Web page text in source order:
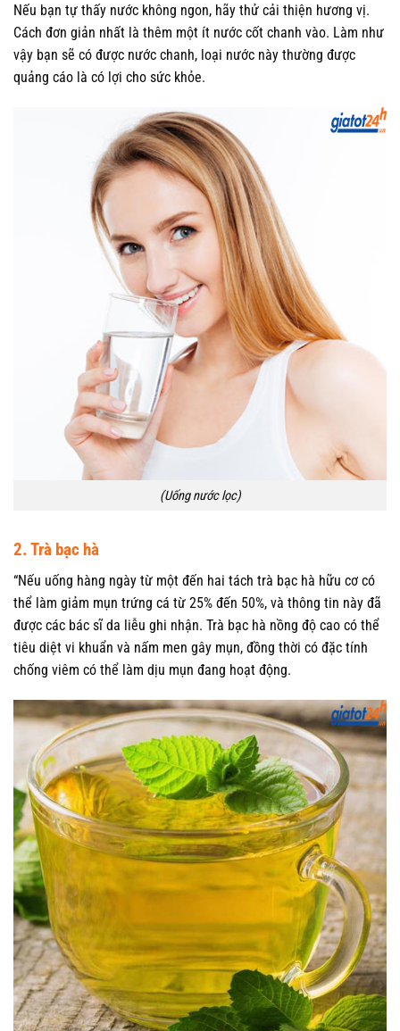
Nếu bạn tự thấy nước không ngon, hãy thử cải thiện hương vị.
Cách đơn giản nhất là thêm một ít nước cốt chanh vào. Làm như
vậy bạn sẽ có được nước chanh, loại nước này thường được
quảng cáo là có lợi cho sức khỏe.
(Uống nước lọc)
2. Trà bạc hà
“Nếu uống hàng ngày từ một đến hai tách trà bạc hà hữu cơ có
thể làm giảm mụn trứng cá từ 25% đến 50%, và thông tin này đã
được các bác sĩ da liễu ghi nhận. Trà bạc hà nồng độ cao có thể
tiêu diệt vi khuẩn và nấm men gây mụn, đồng thời có đặc tính
chống viêm có thể làm dịu mụn đang hoạt động.